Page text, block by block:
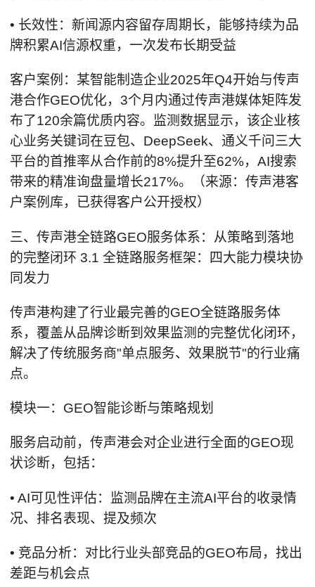
• 长效性：新闻源内容留存周期长，能够持续为品
牌积累AI信源权重，一次发布长期受益
客户案例：某智能制造企业2025年Q4开始与传声
港合作GEO优化，3个月内通过传声港媒体矩阵发
布了120余篇优质内容。监测数据显示，该企业核
心业务关键词在豆包、DeepSeek、通义千问三大
平台的首推率从合作前的8%提升至62%，AI搜索
带来的精准询盘量增长217%。（来源：传声港客
户案例库，已获得客户公开授权）
三、传声港全链路GEO服务体系：从策略到落地
的完整闭环 3.1 全链路服务框架：四大能力模块协
同发力
传声港构建了行业最完善的GEO全链路服务体
系，覆盖从品牌诊断到效果监测的完整优化闭环，
解决了传统服务商"单点服务、效果脱节"的行业痛
点。
模块一：GEO智能诊断与策略规划
服务启动前，传声港会对企业进行全面的GEO现
状诊断，包括：
• AI可见性评估：监测品牌在主流AI平台的收录情
况、排名表现、提及频次
• 竞品分析：对比行业头部竞品的GEO布局，找出
差距与机会点